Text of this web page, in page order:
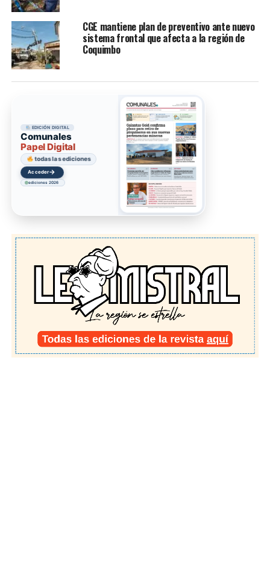
CGE mantiene plan de preventivo ante nuevo
sistema frontal que afecta a la región de
Coquimbo
EDICIÓN DIGITAL
Comunales
Papel Digital
todas las ediciones
Acceder→
ediciones 2026